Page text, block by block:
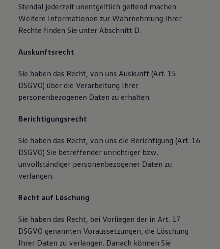
Stendal jederzeit unentgeltlich geltend machen.
Weitere Informationen zur Wahrnehmung Ihrer
Rechte finden Sie unter Abschnitt D.
Auskunftsrecht
Sie haben das Recht, von uns Auskunft (Art. 15
DSGVO) über die Verarbeitung Ihrer
personenbezogenen Daten zu erhalten.
Berichtigungsrecht
Sie haben das Recht, von uns die Berichtigung (Art. 16
DSGVO) Sie betreffender unrichtiger bzw.
unvollständiger personenbezogener Daten zu
verlangen.
Recht auf Löschung
Sie haben das Recht, bei Vorliegen der in Art. 17
DSGVO genannten Voraussetzungen, die Löschung
Ihrer Daten zu verlangen. Danach können Sie